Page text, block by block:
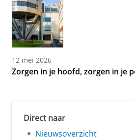
12 mei 2026
Zorgen in je hoofd, zorgen in je
Direct naar
Nieuwsoverzicht